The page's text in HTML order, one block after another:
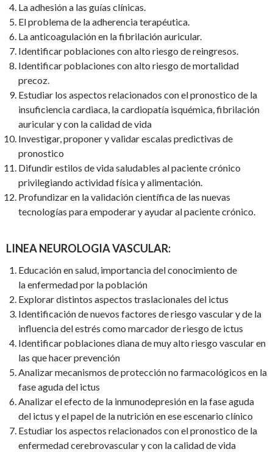
La adhesión a las guías clínicas.
El problema de la adherencia terapéutica.
La anticoagulación en la fibrilación auricular.
Identificar poblaciones con alto riesgo de reingresos.
Identificar poblaciones con alto riesgo de mortalidad
precoz.
Estudiar los aspectos relacionados con el pronostico de la
insuficiencia cardiaca, la cardiopatía isquémica, fibrilación
auricular y con la calidad de vida
Investigar, proponer y validar escalas predictivas de
pronostico
Difundir estilos de vida saludables al paciente crónico
privilegiando actividad física y alimentación.
Profundizar en la validación científica de las nuevas
tecnologías para empoderar y ayudar al paciente crónico.
LINEA NEUROLOGIA VASCULAR:
Educación en salud, importancia del conocimiento de
la enfermedad por la población
Explorar distintos aspectos traslacionales del ictus
Identificación de nuevos factores de riesgo vascular y de la
influencia del estrés como marcador de riesgo de ictus
Identificar poblaciones diana de muy alto riesgo vascular en
las que hacer prevención
Analizar mecanismos de protección no farmacológicos en la
fase aguda del ictus
Analizar el efecto de la inmunodepresión en la fase aguda
del ictus y el papel de la nutrición en ese escenario clínico
Estudiar los aspectos relacionados con el pronostico de la
enfermedad cerebrovascular y con la calidad de vida